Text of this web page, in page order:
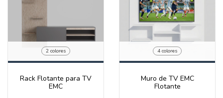
2 colores
Rack Flotante para TV
EMC
4 colores
Muro de TV EMC
Flotante